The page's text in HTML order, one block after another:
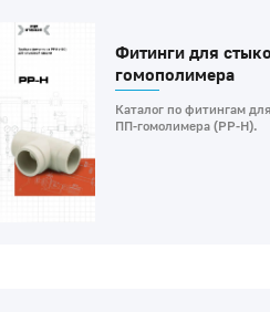
Фитинги для
гомополимера
Каталог по фитингам
ПП-гомолимера (PP-H).